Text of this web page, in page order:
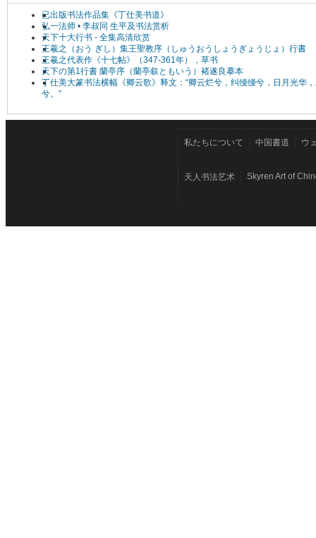
已出版书法作品集《丁仕美书道》
弘一法师 • 李叔同 生平及书法赏析
天下十大行书 - 全集高清欣赏
王羲之（おう ぎし）集王聖教序（しゅうおうしょうぎょうじょ）行書
王羲之代表作《十七帖》（347-361年），草书
天下の第1行書 蘭亭序（蘭亭叙ともいう）褚遂良摹本
丁仕美大篆书法横幅《卿云歌》释文：“卿云烂兮，纠缦缦兮，日月光华
兮。”
私たちについて 中国書道 ウ
天人书法艺术 Skyren Art of